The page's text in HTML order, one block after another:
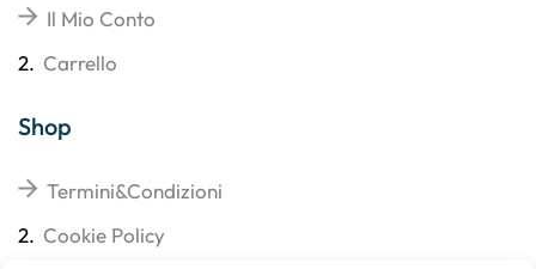
Il Mio Conto
2. Carrello
Shop
Termini&Condizioni
2. Cookie Policy